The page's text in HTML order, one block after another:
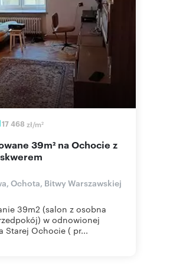
17 468 zł/m2
Ochota, Bitwy Warszawskiej
39m2 (salon z osobna
w odnowionej
Starej Ochocie ( pr...